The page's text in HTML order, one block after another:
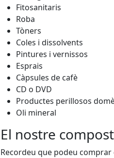
Fitosanitaris
Roba
Tòners
Coles i dissolvents
Pintures i vernissos
Esprais
Càpsules de cafè
CD o DVD
Productes perillosos
Oli mineral
El nostre compost
Recordeu que podeu